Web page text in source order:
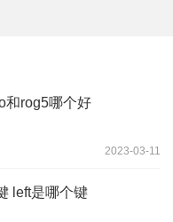
和rog5哪个好
2023-03-11
left是哪个键